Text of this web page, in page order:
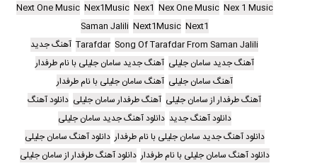
Nex 1 Music
Nex One Music
Nex1
Nex1Music
Next One Music
Next1
Next1Music
Saman Jalili
Song Of Tarafdar From Saman Jalili
Tarafdar آهنگ جدید
آهنگ جدید سامان جلیلی آهنگ جدید سامان جلیلی با نام طرفدار
آهنگ سامان جلیلی آهنگ سامان جلیلی با نام طرفدار
آهنگ طرفدار از سامان جلیلی آهنگ طرفدار سامان جلیلی دانلود آهنگ
دانلود آهنگ جدید دانلود آهنگ جدید سامان جلیلی
دانلود آهنگ جدید سامان جلیلی با نام طرفدار دانلود آهنگ سامان جلیلی
دانلود آهنگ سامان جلیلی با نام طرفدار دانلود آهنگ طرفدار از سامان جلیلی